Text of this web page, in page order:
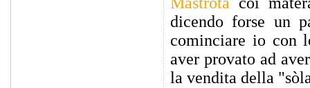
dicendo forse un
cominciare io con
aver provato ad
la vendita della